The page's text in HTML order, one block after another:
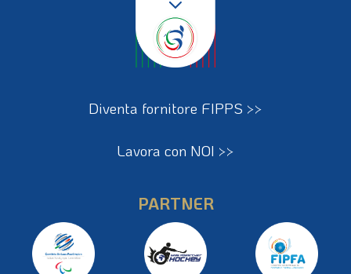
Diventa fornitore FIPPS >>
Lavora con NOI >>
PARTNER